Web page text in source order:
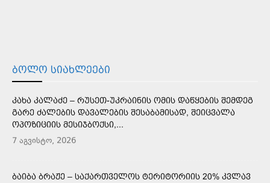
ᲑᲝᲚᲝ ᲡᲘᲐᲮᲚᲔᲔᲑᲘ
ᲙᲐᲮᲐ ᲙᲐᲚᲐᲫᲔ – ᲠᲣᲡᲔᲗ-ᲣᲙᲠᲐᲘᲜᲘᲡ ᲝᲛᲘᲡ ᲓᲐᲬᲧᲔᲑᲘᲡ ᲨᲔᲛᲓᲔᲒ
ᲒᲐᲠᲔ ᲫᲐᲚᲔᲑᲘᲡ ᲓᲐᲕᲐᲚᲔᲑᲘᲡ ᲨᲔᲡᲐᲑᲐᲛᲘᲡᲐᲓ, ᲨᲔᲘᲪᲕᲐᲚᲐ
ᲝᲞᲝᲖᲘᲪᲘᲘᲡ ᲛᲔᲡᲘᲯᲑᲝᲥᲡᲘ,...
7 აგვისტო, 2026
ᲑᲐᲘᲑᲐ ᲑᲠᲐᲟᲔ – ᲡᲐᲥᲐᲠᲗᲕᲔᲚᲝᲡ ᲢᲔᲠᲘᲢᲝᲠᲘᲘᲡ 20% ᲙᲕᲚᲐᲕ